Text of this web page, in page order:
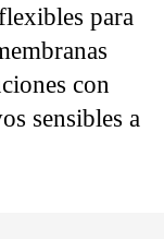
para
con
sensibles a